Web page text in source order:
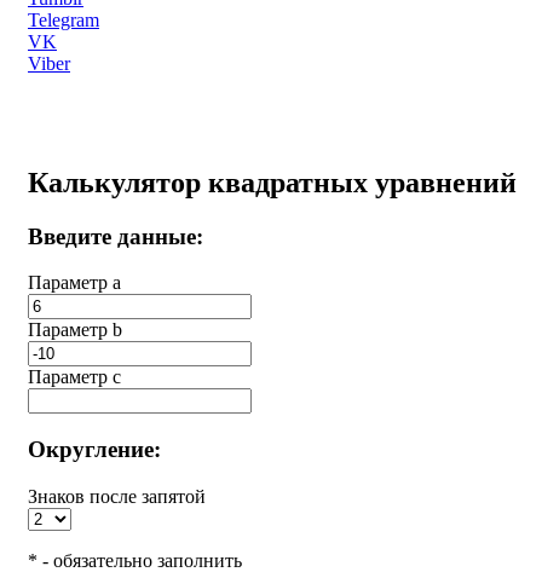
Telegram
VK
Viber
Калькулятор квадратных уравнений
Введите данные:
Параметр a
Параметр b
Параметр с
Округление:
Знаков после запятой
* - обязательно заполнить